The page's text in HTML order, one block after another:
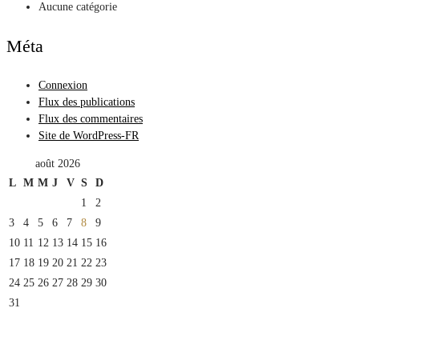
Aucune catégorie
Méta
Connexion
Flux des publications
Flux des commentaires
Site de WordPress-FR
août 2026
L M M J V S
D
1
2
3
4 5 6 7 8
9
10 11 12 13 14 15 16
17 18 19 20 21 22 23
24 25 26 27 28 29 30
31